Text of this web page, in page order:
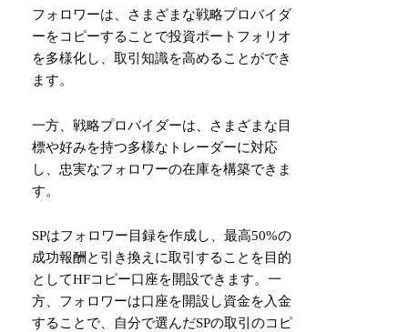
フォロワーは、さまざまな戦略プロバイダ
ーをコピーすることで投資ポートフォリオ
を多様化し、取引知識を高めることができ
ます。
一方、戦略プロバイダーは、さまざまな目
標や好みを持つ多様なトレーダーに対応
し、忠実なフォロワーの在庫を構築できま
す。
SPはフォロワー目録を作成し、最高50%の
成功報酬と引き換えに取引することを目的
としてHFコピー口座を開設できます。一
方、フォロワーは口座を開設し資金を入金
することで、自分で選んだSPの取引のコピ